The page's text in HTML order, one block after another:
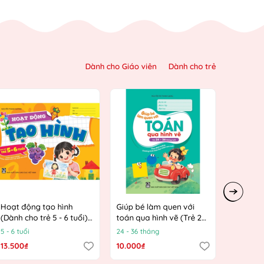
Dành cho Giáo viên Dành cho trẻ
Hoạt động tạo hình
(Dành cho trẻ 5 - 6 tuổi)
(Theo định hướng
mầm non mới)
5 - 6 tuổi
13.500₫
Giúp bé làm quen với
toán qua hình vẽ (Trẻ 24
- 36 tháng tuổi) (Theo
định hướng Chương trình
Giáo dục mầm non mới)
24 - 36 tháng
10.000₫